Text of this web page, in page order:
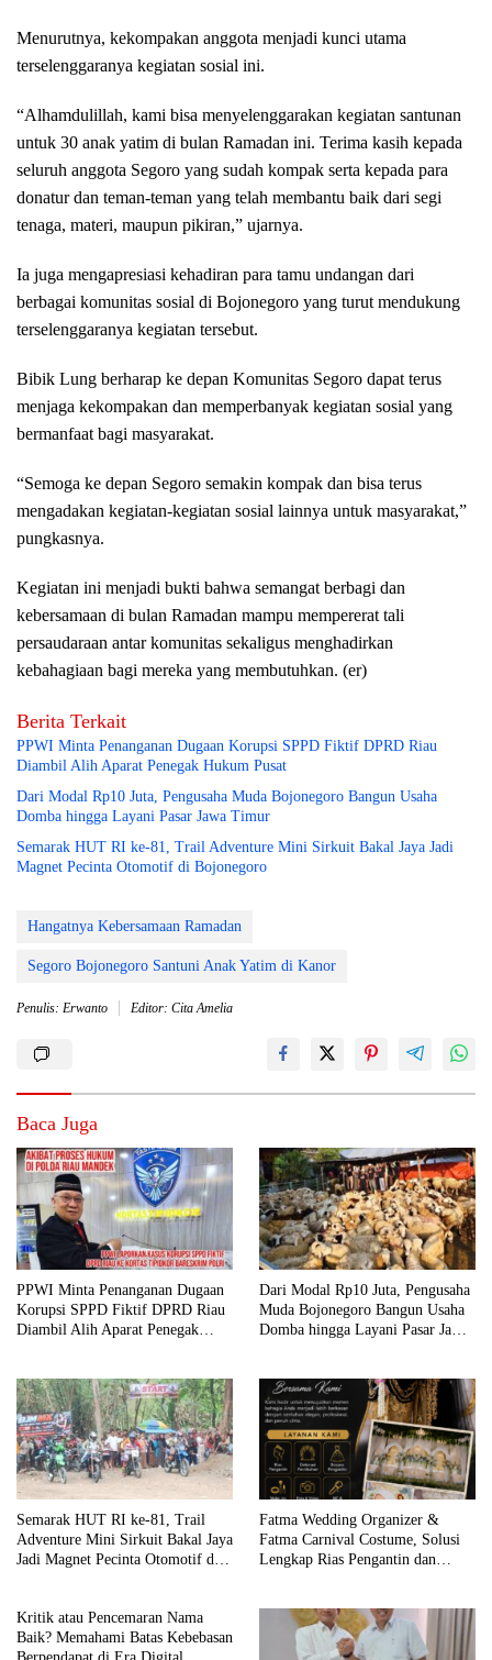
Menurutnya, kekompakan anggota menjadi kunci utama
terselenggaranya kegiatan sosial ini.
“Alhamdulillah, kami bisa menyelenggarakan kegiatan santunan
untuk 30 anak yatim di bulan Ramadan ini. Terima kasih kepada
seluruh anggota Segoro yang sudah kompak serta kepada para
donatur dan teman-teman yang telah membantu baik dari segi
tenaga, materi, maupun pikiran,” ujarnya.
Ia juga mengapresiasi kehadiran para tamu undangan dari
berbagai komunitas sosial di Bojonegoro yang turut mendukung
terselenggaranya kegiatan tersebut.
Bibik Lung berharap ke depan Komunitas Segoro dapat terus
menjaga kekompakan dan memperbanyak kegiatan sosial yang
bermanfaat bagi masyarakat.
“Semoga ke depan Segoro semakin kompak dan bisa terus
mengadakan kegiatan-kegiatan sosial lainnya untuk masyarakat,”
pungkasnya.
Kegiatan ini menjadi bukti bahwa semangat berbagi dan
kebersamaan di bulan Ramadan mampu mempererat tali
persaudaraan antar komunitas sekaligus menghadirkan
kebahagiaan bagi mereka yang membutuhkan. (er)
Berita Terkait
PPWI Minta Penanganan Dugaan Korupsi SPPD Fiktif DPRD Riau
Diambil Alih Aparat Penegak Hukum Pusat
Dari Modal Rp10 Juta, Pengusaha Muda Bojonegoro Bangun Usaha
Domba hingga Layani Pasar Jawa Timur
Semarak HUT RI ke-81, Trail Adventure Mini Sirkuit Bakal Jaya Jadi
Magnet Pecinta Otomotif di Bojonegoro
Hangatnya Kebersamaan Ramadan
Segoro Bojonegoro Santuni Anak Yatim di Kanor
Penulis: Erwanto Editor: Cita Amelia
Baca Juga
PPWI Minta Penanganan Dugaan
Korupsi SPPD Fiktif DPRD Riau
Diambil Alih Aparat Penegak
Dari Modal Rp10 Juta, Pengusaha
Muda Bojonegoro Bangun Usaha
Domba hingga Layani Pasar Jawa
Semarak HUT RI ke-81, Trail
Adventure Mini Sirkuit Bakal Jaya
Jadi Magnet Pecinta Otomotif di
Fatma Wedding Organizer &
Fatma Carnival Costume, Solusi
Lengkap Rias Pengantin dan
Kritik atau Pencemaran Nama
Baik? Memahami Batas Kebebasan